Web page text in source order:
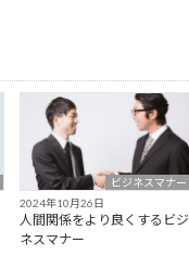
ビジネスマナー
2024年10月26日
人間関係をより良くするビジ
ネスマナー